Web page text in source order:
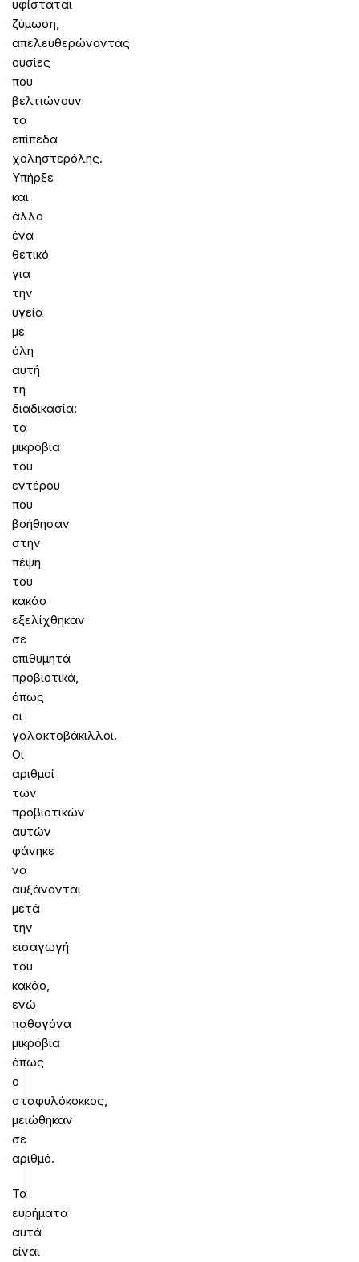
υφίσταται
ζύμωση,
απελευθερώνοντας
ουσίες
που
βελτιώνουν
τα
επίπεδα
χοληστερόλης.
Υπήρξε
και
άλλο
ένα
θετικό
για
την
υγεία
με
όλη
αυτή
τη
διαδικασία:
τα
μικρόβια
του
εντέρου
που
βοήθησαν
στην
πέψη
του
κακάο
εξελίχθηκαν
σε
επιθυμητά
προβιοτικά,
όπως
οι
γαλακτοβάκιλλοι.
Οι
αριθμοί
των
προβιοτικών
αυτών
φάνηκε
να
αυξάνονται
μετά
την
εισαγωγή
του
κακάο,
ενώ
παθογόνα
μικρόβια
όπως
ο
σταφυλόκοκκος,
μειώθηκαν
σε
αριθμό.
Τα
ευρήματα
αυτά
είναι